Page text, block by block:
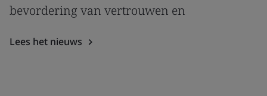
bevordering van vertrouwen en
Lees het nieuws